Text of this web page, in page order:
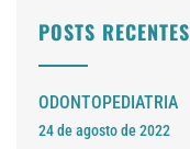
POSTS RECENTES
ODONTOPEDIATRIA
24 de agosto de 2022